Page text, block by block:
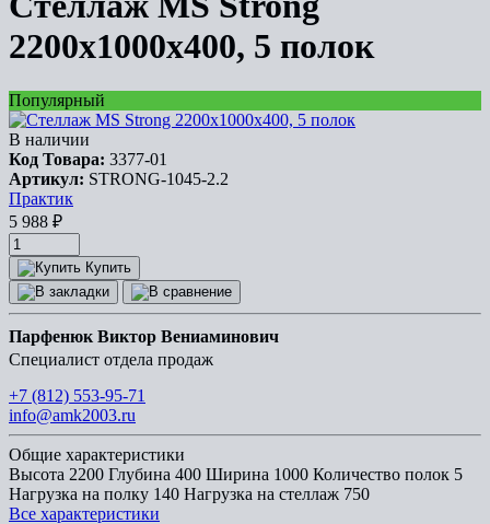
2200х1000х400, 5 полок
Популярный
В наличии
Код Товара: 3377-01
Артикул: STRONG-1045-2.2
Практик
5 988 ₽
Купить
Парфенюк Виктор Вениаминович
Специалист отдела продаж
+7 (812) 553-95-71
info@amk2003.ru
Общие характеристики
Высота 2200 Глубина 400 Ширина 1000 Количество полок 5
Нагрузка на полку 140 Нагрузка на стеллаж 750
Все характеристики